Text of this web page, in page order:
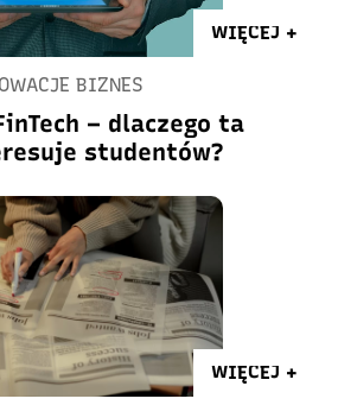
WIĘCEJ +
BIZNES
– dlaczego ta
studentów?
WIĘCEJ +